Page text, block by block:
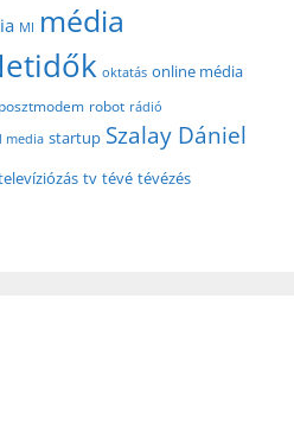
MI média
oktatás online média
posztmodem robot rádió
media startup Szalay Dániel
tv tévé tévézés